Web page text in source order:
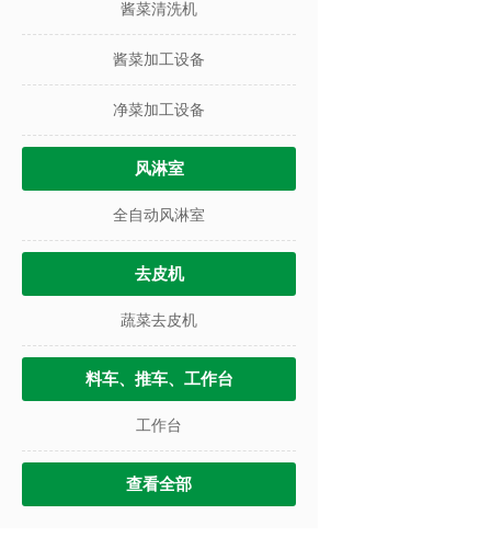
酱菜清洗机
酱菜加工设备
净菜加工设备
风淋室
全自动风淋室
去皮机
蔬菜去皮机
料车、推车、工作台
工作台
查看全部